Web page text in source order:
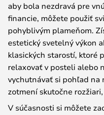
aby bola nezdravá pre
financie, môžete použiť
pohyblivým plameňom.
estetický svetelný výkon
klasických starostí, ktoré
relaxovať v posteli alebo
vychutnávať si pohľad na
zotmení skutočne
V súčasnosti si môžete